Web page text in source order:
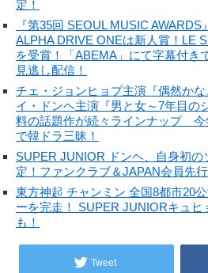
定！
『第35回 SEOUL MUSIC AWARDS
ALPHA DRIVE ONEは新人賞！LE
を受賞！「ABEMA」にて字幕付き
見逃し配信！
チェ・ジョンヒョプ主演『偶然か
イ・ドンヘ主演『男と女～7年目の
料の話題作が続々ラインナップ 今
で韓ドラ三昧！
SUPER JUNIOR ドンヘ、自身初
定！ファンクラブ＆JAPAN会員先
東方神起 チャンミン 全国8都市20
ーを完走！ SUPER JUNIORキュ
も！
Tweet